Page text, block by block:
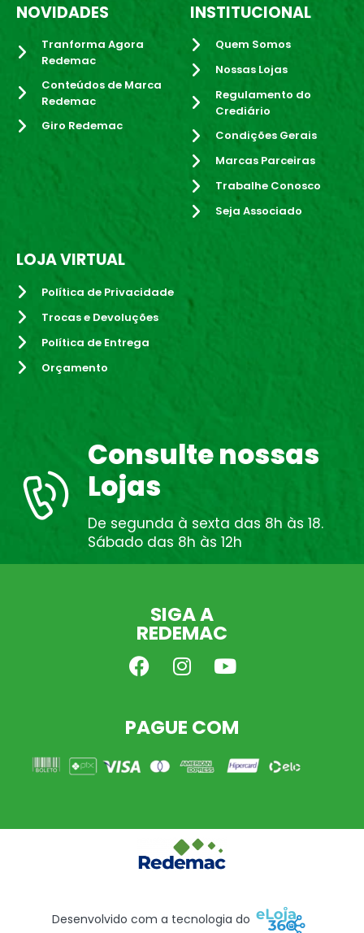
NOVIDADES
Tranforma Agora
Redemac
Conteúdos de Marca
Redemac
Giro Redemac
INSTITUCIONAL
Quem Somos
Nossas Lojas
Regulamento do
Crediário
Condições Gerais
Marcas Parceiras
Trabalhe Conosco
Seja Associado
LOJA VIRTUAL
Política de Privacidade
Trocas e Devoluções
Política de Entrega
Orçamento
Consulte nossas
Lojas
De segunda à sexta das 8h às 18.
Sábado das 8h às 12h
SIGA A
REDEMAC
PAGUE COM
Desenvolvido com a tecnologia do